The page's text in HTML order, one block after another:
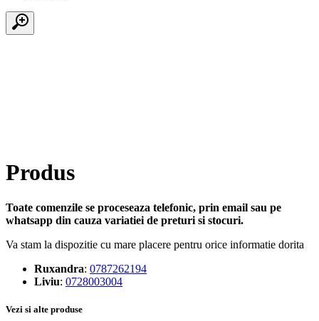
Produs
Toate comenzile se proceseaza telefonic, prin email sau pe
whatsapp din cauza variatiei de preturi si stocuri.
Va stam la dispozitie cu mare placere pentru orice informatie dorita
Ruxandra: 0787262194
Liviu: 0728003004
Vezi si alte produse